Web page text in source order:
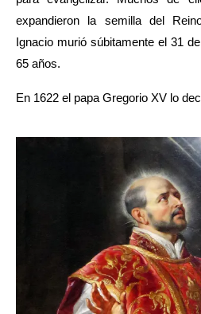
expandieron la semilla del
Ignacio murió súbitamente el 31
65 años.
En 1622 el papa Gregorio XV lo